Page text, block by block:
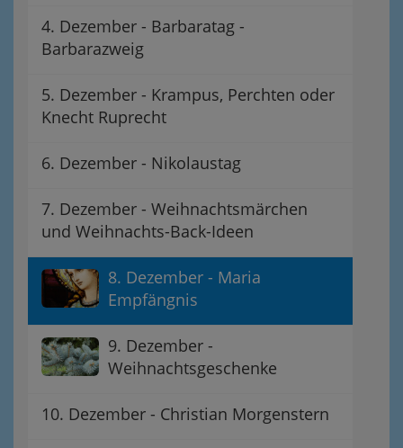
4. Dezember - Barbaratag -
Barbarazweig
5. Dezember - Krampus, Perchten oder
Knecht Ruprecht
6. Dezember - Nikolaustag
7. Dezember - Weihnachtsmärchen
und Weihnachts-Back-Ideen
8. Dezember - Maria
Empfängnis
9. Dezember -
Weihnachtsgeschenke
10. Dezember - Christian Morgenstern